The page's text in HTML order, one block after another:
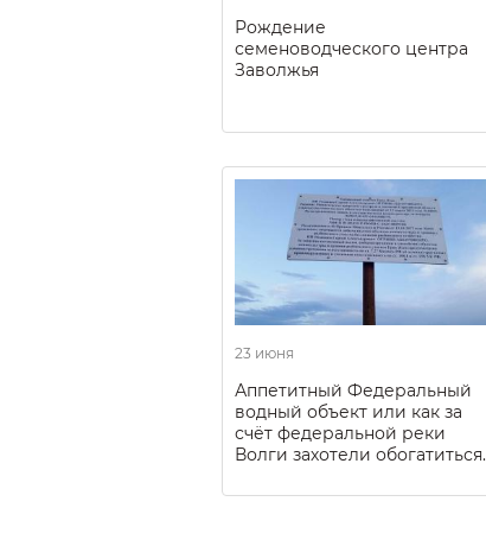
Рождение
семеноводческого центра
Заволжья
23 июня
Аппетитный Федеральный
водный объект или как за
счёт федеральной реки
Волги захотели обогатиться.